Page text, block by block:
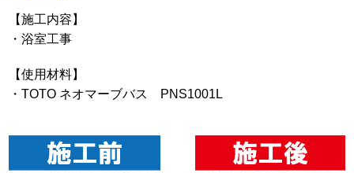
【施工内容】
・浴室工事
【使用材料】
・TOTO ネオマーブバス PNS1001L